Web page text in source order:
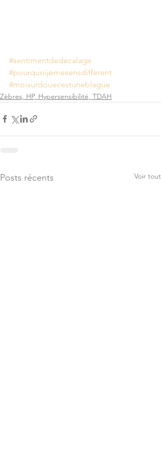
#sentimentdedecalage
#pourquoijemesensdifferent
#moisurdouecestuneblague
Zèbres, HP, Hypersensibilité, TDAH
Posts récents Voir tout